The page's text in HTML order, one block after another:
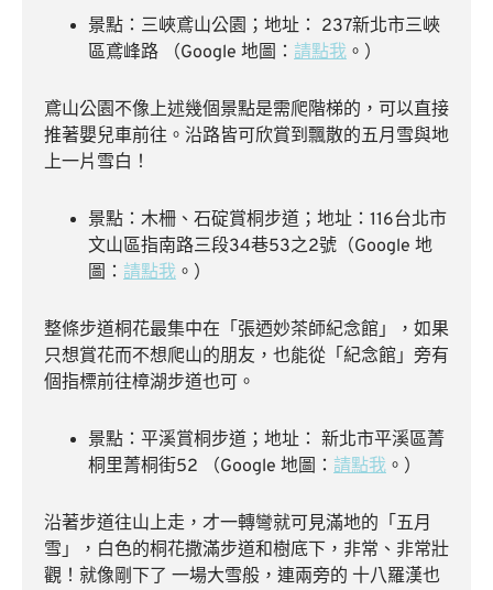
景點：三峽鳶山公園；地址： 237新北市三峽
區鳶峰路 （Google 地圖： 請點我 。）
鳶山公園不像上述幾個景點是需爬階梯的，可以直接
推著嬰兒車前往。沿路皆可欣賞到飄散的五月雪與地
上一片雪白！
景點：木柵、石碇賞桐步道；地址：116台北市
文山區指南路三段34巷53之2號（Google 地
圖： 請點我 。）
整條步道桐花最集中在「張迺妙茶師紀念館」，如果
只想賞花而不想爬山的朋友，也能從「紀念館」旁有
個指標前往樟湖步道也可。
景點：平溪賞桐步道；地址： 新北市平溪區菁
桐里菁桐街52 （Google 地圖： 請點我 。）
沿著步道往山上走，才一轉彎就可見滿地的「五月
雪」，白色的桐花撒滿步道和樹底下，非常、非常壯
觀！就像剛下了 一場大雪般，連兩旁的 十八羅漢也